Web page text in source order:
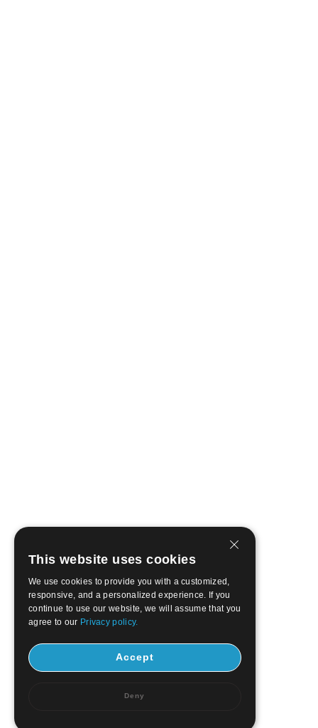
This website uses cookies
We use cookies to provide you with a customized,
responsive, and a personalized experience. If you
continue to use our website, we will assume that you
agree to our Privacy policy.
Accept
Deny